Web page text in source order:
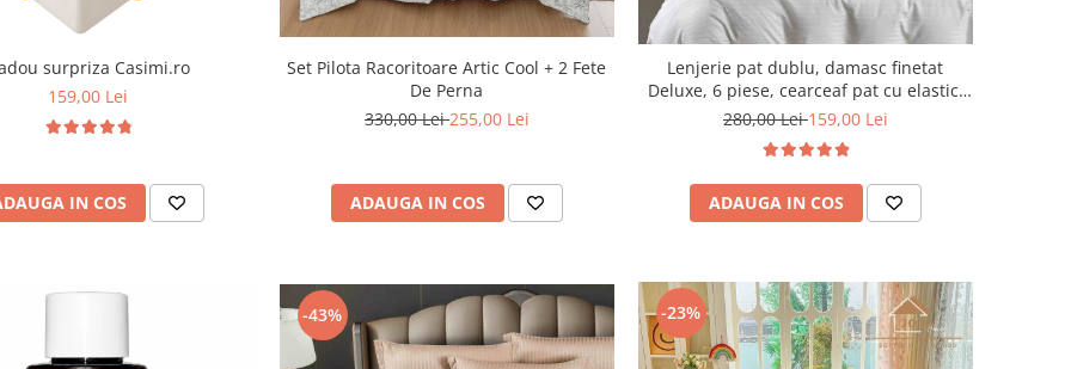
surpriza Casimi.ro
159,00 Lei
IN COS
Set Pilota Racoritoare Artic Cool + 2 Fete
De Perna
330,00 Lei255,00 Lei
ADAUGA IN COS
Lenjerie pat dublu, damasc finetat
Deluxe, 6 piese, cearceaf pat cu elastic,
Alb
280,00 Lei159,00 Lei
ADAUGA IN COS
-43% -23%